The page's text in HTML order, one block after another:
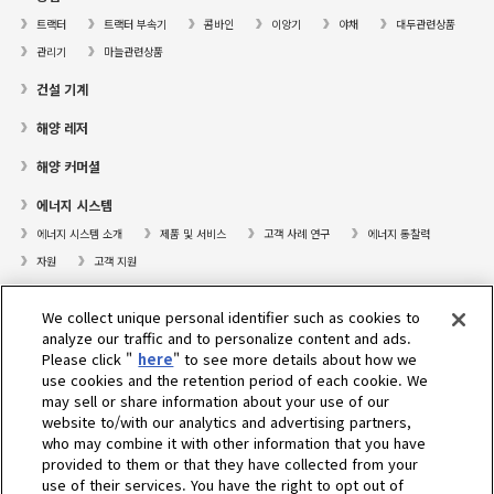
트랙터 트랙터 부속기 콤바인 이앙기 야채
대두관련상품
관리기
마늘관련상품
건설 기계
해양 레저
해양 커머셜
에너지 시스템
에너지 시스템 소개 제품 및 서비스 고객 사례 연구
에너지 통찰력
자원
고객 지원
대리점검색
고객센터
고객지원
회사소개
We collect unique personal identifier such as cookies to
analyze our traffic and to personalize content and ads.
Please click " here" to see more details about how we
use cookies and the retention period of each cookie. We
may sell or share information about your use of our
website to/with our analytics and advertising partners,
who may combine it with other information that you have
provided to them or that they have collected from your
use of their services. You have the right to opt out of